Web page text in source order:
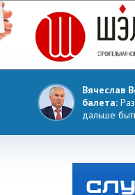
Вячеслав
балета:
дальше